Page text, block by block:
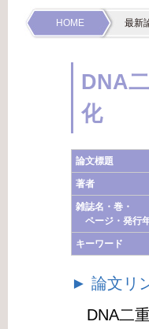
HOME 最新
DNA
化
論文標題
著者
雑誌名・巻・
ページ・発行
キーワード
► 論文リ
DNA二